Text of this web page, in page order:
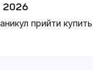
2026
прийти купить